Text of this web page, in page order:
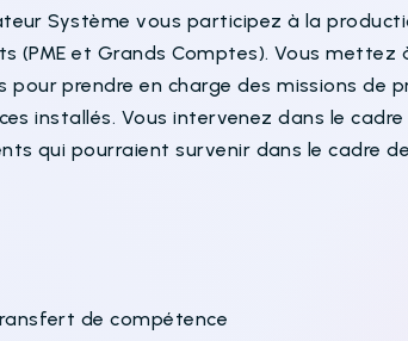
Système vous participez à la
(PME et Grands Comptes). Vous
pour prendre en charge des missions de
installés. Vous intervenez dans le
qui pourraient survenir dans le cadre
de compétence